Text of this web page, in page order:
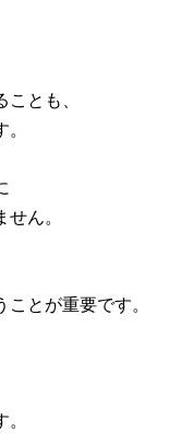
とも、
ん。
とが重要です。